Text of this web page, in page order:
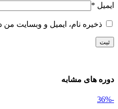
ایمیل *
ذخیره نام، ایمیل و وبسایت
دوره های مشابه
-36%